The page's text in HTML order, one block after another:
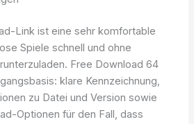
Link ist eine sehr komfortable
Spiele schnell und ohne
Free Download 64
klare Kennzeichnung,
zu Datei und Version sowie
Optionen für den Fall, dass